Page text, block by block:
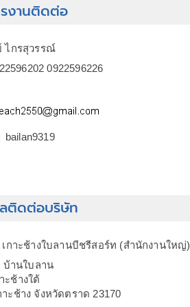
งานติดต่อ
ไกรสุวรรณ์
0922596226
bailan9319
ติดต่อบริษัท
เกาะช้างใบลานบีชรีสอร์ท (สำนักงานใหญ่)
บ้านใบลาน
ะช้างใต้
าะช้าง จังหวัดตราด 23170